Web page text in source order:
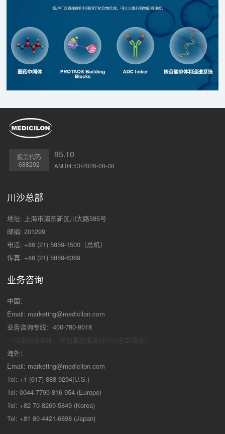
股票代码
688202
95.10
AM 04:53•2026-08-08
川沙总部
地址: 上海市浦东新区川大路585号
邮编: 201299
电话: +86 (21) 5859-1500（总机）
传真: +86 (21) 5859-6369
业务咨询
中国：
Email: marketing@medicilon.com
业务咨询专线：400-780-8018
海外：
Email: marketing@medicilon.com
Tel: +1 (617) 888-9294(U.S.)
Tel: 0044 7790 816 954 (Europe)
Tel: +82 70-8269-5849 (Korea)
Tel: +81 80-4421-6898 (Japan)